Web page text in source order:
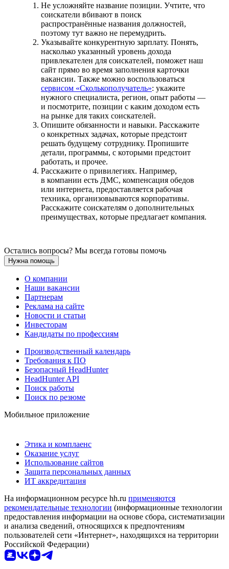
Не усложняйте название позиции. Учтите, что
соискатели вбивают в поиск
распространённые названия должностей,
поэтому тут важно не перемудрить.
Указывайте конкурентную зарплату. Понять,
насколько указанный уровень дохода
привлекателен для соискателей, поможет наш
сайт прямо во время заполнения карточки
вакансии. Также можно воспользоваться
сервисом «Сколькополучатель»: укажите
нужного специалиста, регион, опыт работы —
и посмотрите, позиции с каким доходом есть
на рынке для таких соискателей.
Опишите обязанности и навыки. Расскажите
о конкретных задачах, которые предстоит
решать будущему сотруднику. Пропишите
детали, программы, с которыми предстоит
работать, и прочее.
Расскажите о привилегиях. Например,
в компании есть ДМС, компенсация обедов
или интернета, предоставляется рабочая
техника, организовываются корпоративы.
Расскажите соискателям о дополнительных
преимуществах, которые предлагает компания.
Остались вопросы? Мы всегда готовы помочь
Нужна помощь
О компании
Наши вакансии
Партнерам
Реклама на сайте
Новости и статьи
Инвесторам
Кандидаты по профессиям
Производственный календарь
Требования к ПО
Безопасный HeadHunter
HeadHunter API
Поиск работы
Поиск по резюме
Мобильное приложение
Этика и комплаенс
Оказание услуг
Использование сайтов
Защита персональных данных
ИТ аккредитация
На информационном ресурсе hh.ru применяются
рекомендательные технологии (информационные технологии
предоставления информации на основе сбора, систематизации
и анализа сведений, относящихся к предпочтениям
пользователей сети «Интернет», находящихся на территории
Российской Федерации)